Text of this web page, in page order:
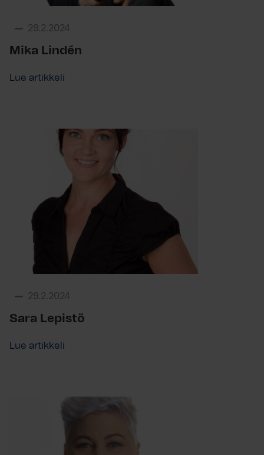
29.2.2024
Mika Lindén
Lue artikkeli
29.2.2024
Sara Lepistö
Lue artikkeli